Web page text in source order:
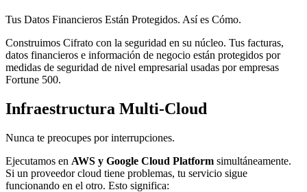
Tus Datos Financieros Están Protegidos. Así es Cómo.
Construimos Cifrato con la seguridad en su núcleo. Tus facturas,
datos financieros e información de negocio están protegidos por
medidas de seguridad de nivel empresarial usadas por empresas
Fortune 500.
Infraestructura Multi-Cloud
Nunca te preocupes por interrupciones.
Ejecutamos en AWS y Google Cloud Platform simultáneamente.
Si un proveedor cloud tiene problemas, tu servicio sigue
funcionando en el otro. Esto significa: